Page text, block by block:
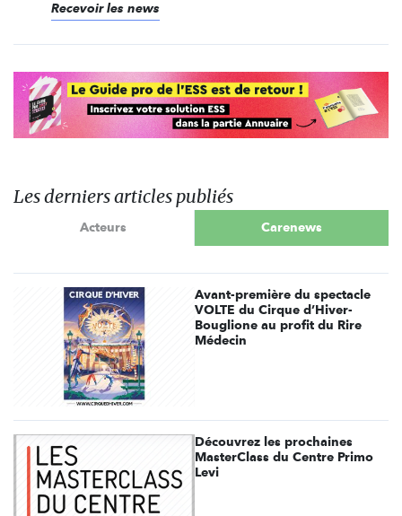
Recevoir les news
Les derniers articles publiés
Acteurs Carenews
Avant-première du spectacle
VOLTE du Cirque d’Hiver-
Bouglione au profit du Rire
Médecin
Découvrez les prochaines
MasterClass du Centre Primo
Levi